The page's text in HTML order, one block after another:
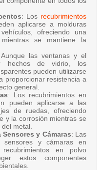
: Los recubrimientos
aplicarse a molduras
ofreciendo una
se mantiene la
las ventanas y el
hechos de vidrio, los
pueden utilizarse
proporcionar resistencia a
general.
: Los recubrimientos en
pueden aplicarse a las
de ruedas, ofreciendo
y la corrosión mientras se
metal.
y Cámaras: Las
sensores y cámaras en
en polvo
estos componentes